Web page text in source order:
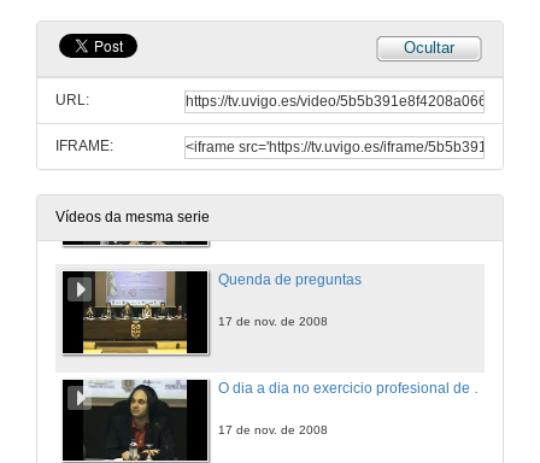
Ocultar
URL:
IFRAME:
Vídeos da mesma serie
17 de nov. de 2008
O acceso ós colexios e agrupacións profesionais de avogados
Quenda de preguntas
17 de nov. de 2008
17 de nov. de 2008